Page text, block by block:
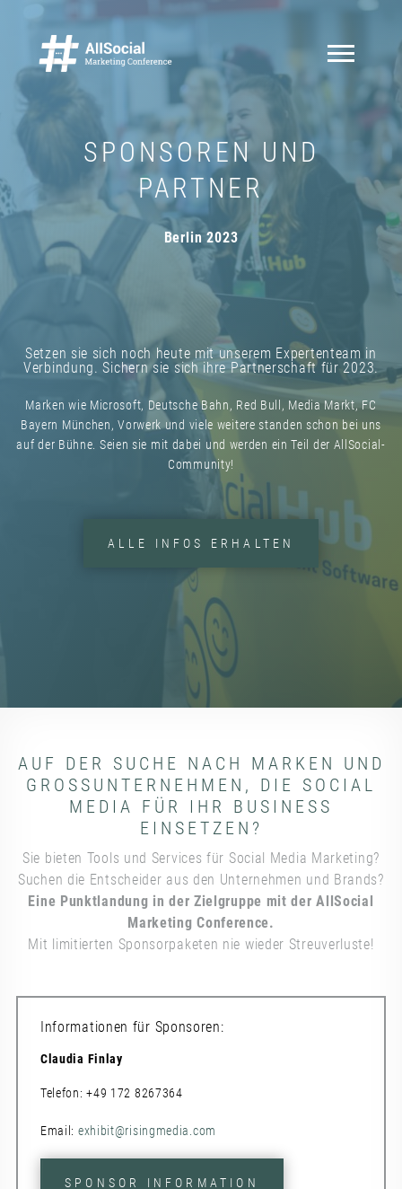
SPONSOREN UND
PARTNER
Berlin 2023
Setzen sie sich noch heute mit unserem Expertenteam in
Verbindung. Sichern sie sich ihre Partnerschaft für 2023.
Marken wie Microsoft, Deutsche Bahn, Red Bull, Media Markt, FC
Bayern München, Vorwerk und viele weitere standen schon bei uns
auf der Bühne. Seien sie mit dabei und werden ein Teil der AllSocial-
Community!
ALLE INFOS ERHALTEN
AUF DER SUCHE NACH MARKEN UND
GROSSUNTERNEHMEN, DIE SOCIAL M
EDIA FÜR IHR BUSINESS E
INSETZEN?
Sie bieten Tools und Services für Social Media Marketing?
Suchen die Entscheider aus den Unternehmen und Brands?
Eine Punktlandung in der Zielgruppe mit der AllSocial
Marketing Conference.
Mit limitierten Sponsorpaketen nie wieder Streuverluste!
Informationen für Sponsoren:
Claudia Finlay
Telefon: +49 172 8267364
Email: exhibit@risingmedia.com
SPONSOR INFORMATION